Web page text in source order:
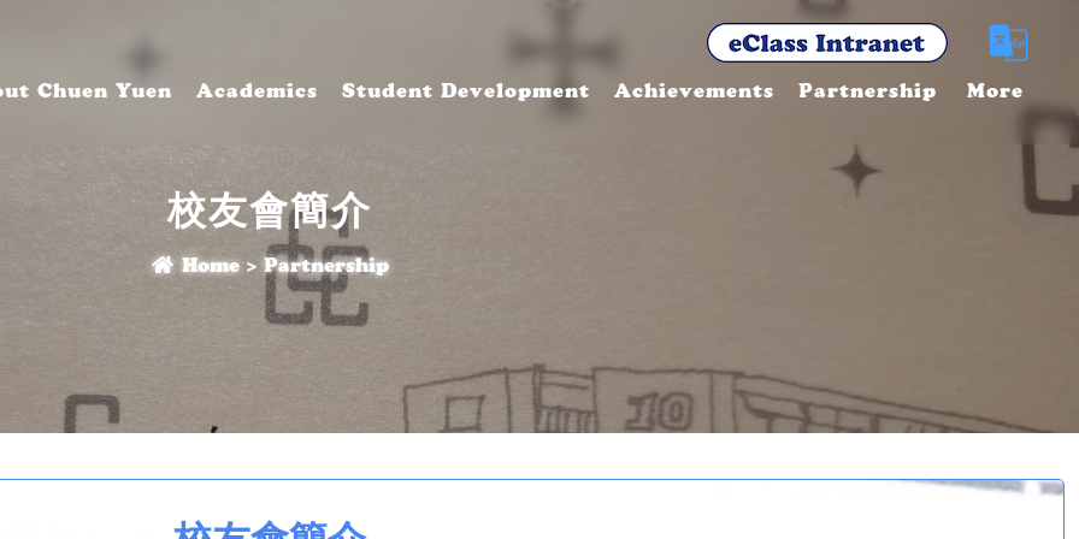
Chuen Yuen Academics Student Development Achievements Partnership More
校友會簡介
Home > Partnership